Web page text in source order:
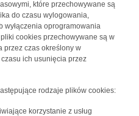
które przechowywane są
do czasu wylogowania,
wyłączenia oprogramowania
cookies przechowywane są w
przez czas określony w
ich usunięcia przez
rodzaje plików cookies:
korzystanie z usług